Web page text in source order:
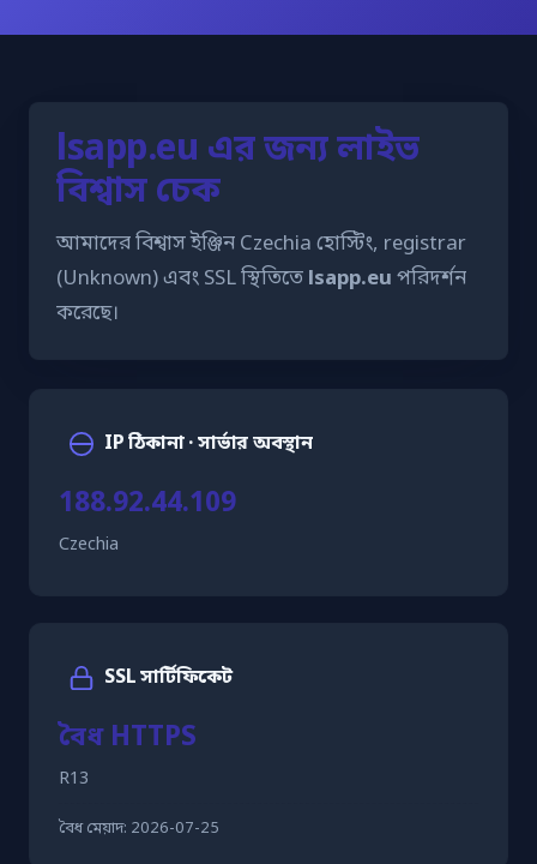
lsapp.eu এর জন্য লাইভ
বিশ্বাস চেক
আমাদের বিশ্বাস ইঞ্জিন Czechia হোস্টিং, registrar
(Unknown) এবং SSL স্থিতিতে lsapp.eu পরিদর্শন
করেছে।
IP ঠিকানা · সার্ভার অবস্থান
188.92.44.109
Czechia
SSL সার্টিফিকেট
বৈধ HTTPS
R13
বৈধ মেয়াদ: 2026-07-25